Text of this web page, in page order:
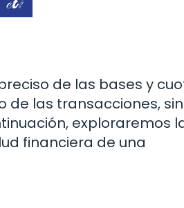
de las bases y
de las transacciones,
exploraremos
financiera de una